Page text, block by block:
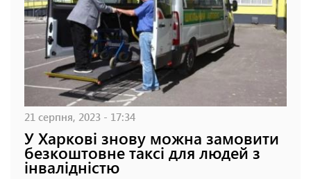
21 серпня, 2023 - 17:34
У Харкові знову можна замовити
безкоштовне таксі для людей з
інвалідністю